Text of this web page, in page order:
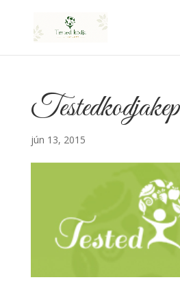
Testedkodjakep
jún 13, 2015